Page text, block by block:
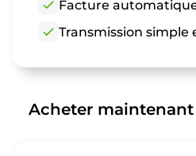
check Facture
check Transmission simple
Acheter